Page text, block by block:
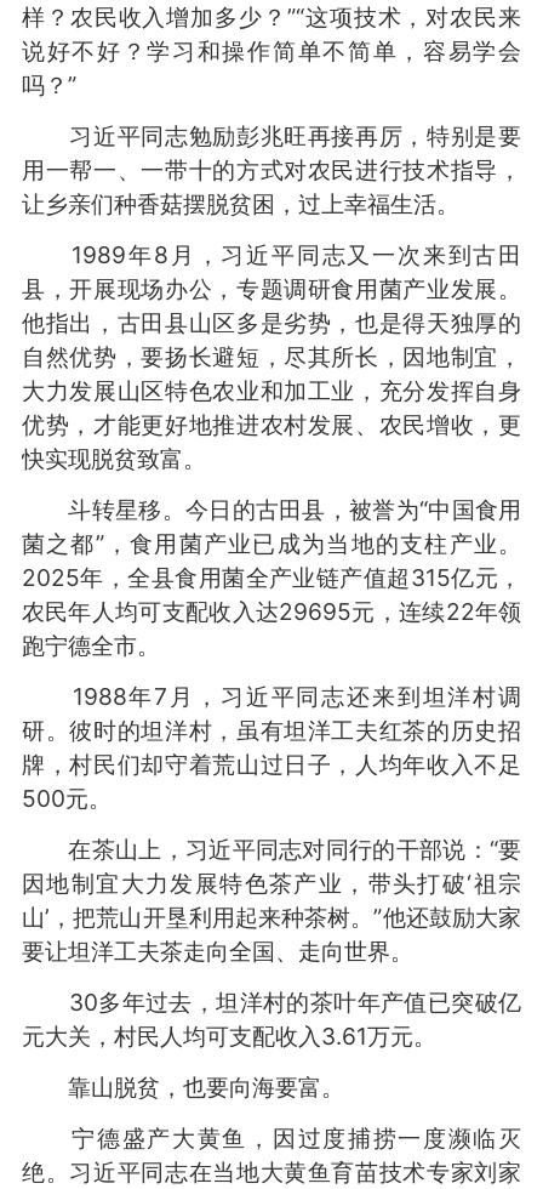
样？农民收入增加多少？”“这项技术，对农民来
说好不好？学习和操作简单不简单，容易学会
吗？”
习近平同志勉励彭兆旺再接再厉，特别是要
用一帮一、一带十的方式对农民进行技术指导，
让乡亲们种香菇摆脱贫困，过上幸福生活。
1989年8月，习近平同志又一次来到古田
县，开展现场办公，专题调研食用菌产业发展。
他指出，古田县山区多是劣势，也是得天独厚的
自然优势，要扬长避短，尽其所长，因地制宜，
大力发展山区特色农业和加工业，充分发挥自身
优势，才能更好地推进农村发展、农民增收，更
快实现脱贫致富。
斗转星移。今日的古田县，被誉为“中国食用
菌之都”，食用菌产业已成为当地的支柱产业。
2025年，全县食用菌全产业链产值超315亿元，
农民年人均可支配收入达29695元，连续22年领
跑宁德全市。
1988年7月，习近平同志还来到坦洋村调
研。彼时的坦洋村，虽有坦洋工夫红茶的历史招
牌，村民们却守着荒山过日子，人均年收入不足
500元。
在茶山上，习近平同志对同行的干部说：“要
因地制宜大力发展特色茶产业，带头打破‘祖宗
山’，把荒山开垦利用起来种茶树。”他还鼓励大家
要让坦洋工夫茶走向全国、走向世界。
30多年过去，坦洋村的茶叶年产值已突破亿
元大关，村民人均可支配收入3.61万元。
靠山脱贫，也要向海要富。
宁德盛产大黄鱼，因过度捕捞一度濒临灭
绝。习近平同志在当地大黄鱼育苗技术专家刘家